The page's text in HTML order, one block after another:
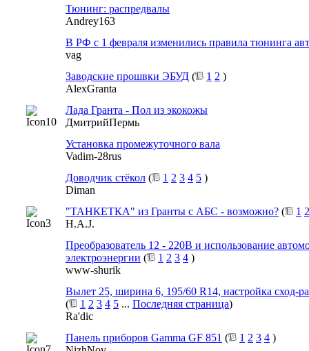
Тюнинг: распредвалы
Andrey163
В РФ с 1 февраля изменились правила тюнинга
vag
Заводские прошвки ЭБУД ( 1 2 )
AlexGranta
Лада Гранта - Пол из экокожы
ДмитрийПермь
Установка промежуточного вала
Vadim-28rus
Доводчик стёкол ( 1 2 3 4 5 )
Diman
"ТАНКЕТКА" из Гранты с АБС - возможно? ( 1 2
H.A.J.
Преобразователь 12 - 220В и использование
электроэнергии ( 1 2 3 4 )
www-shurik
Вылет 25, ширина 6, 195/60 R14, настройка сход-
(
1 2 3 4 5 ... Последняя страница)
Ra'dic
Панель приборов Gamma GF 851 ( 1 2 3 4 )